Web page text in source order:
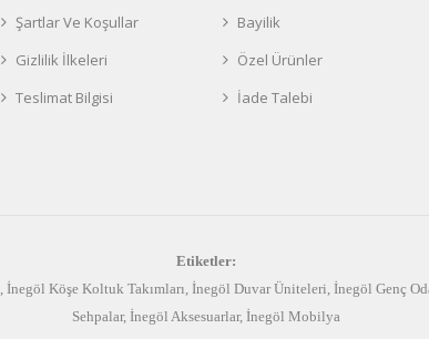
Şartlar Ve Koşullar
Gizlilik İlkeleri
Teslimat Bilgisi
Bayilik
Özel Ürünler
İade Talebi
Etiketler:
İnegöl Köşe Koltuk Takımları İnegöl Duvar Üniteleri İnegöl Genç
Sehpalar, İnegöl Aksesuarlar, İnegöl Mobilya